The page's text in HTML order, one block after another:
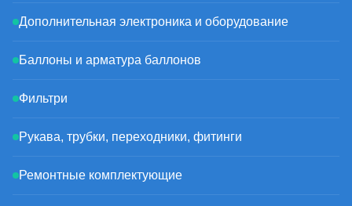
Дополнительная электроника и оборудование
Баллоны и арматура баллонов
Фильтри
Рукава, трубки, переходники, фитинги
Ремонтные комплектующие